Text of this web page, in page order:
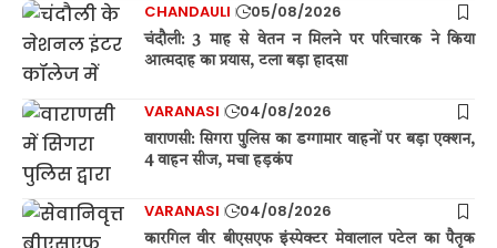
CHANDAULI 05/08/2026
चंदौली: 3 माह से वेतन न मिलने पर परिचारक ने किया
आत्मदाह का प्रयास, टला बड़ा हादसा
VARANASI 04/08/2026
वाराणसी: सिगरा पुलिस का डग्गामार वाहनों पर बड़ा एक्शन,
4 वाहन सीज, मचा हड़कंप
VARANASI 04/08/2026
कारगिल वीर बीएसएफ इंस्पेक्टर मेवालाल पटेल का पैतृक